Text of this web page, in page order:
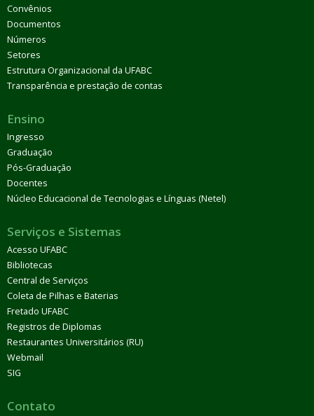
Convênios
Documentos
Números
Setores
Estrutura Organizacional da UFABC
Transparência e prestação de contas
Ensino
Ingresso
Graduação
Pós-Graduação
Docentes
Núcleo Educacional de Tecnologias e Línguas (Netel)
Serviços e Sistemas
Acesso UFABC
Bibliotecas
Central de Serviços
Coleta de Pilhas e Baterias
Fretado UFABC
Registros de Diplomas
Restaurantes Universitários (RU)
Webmail
SIG
Contato